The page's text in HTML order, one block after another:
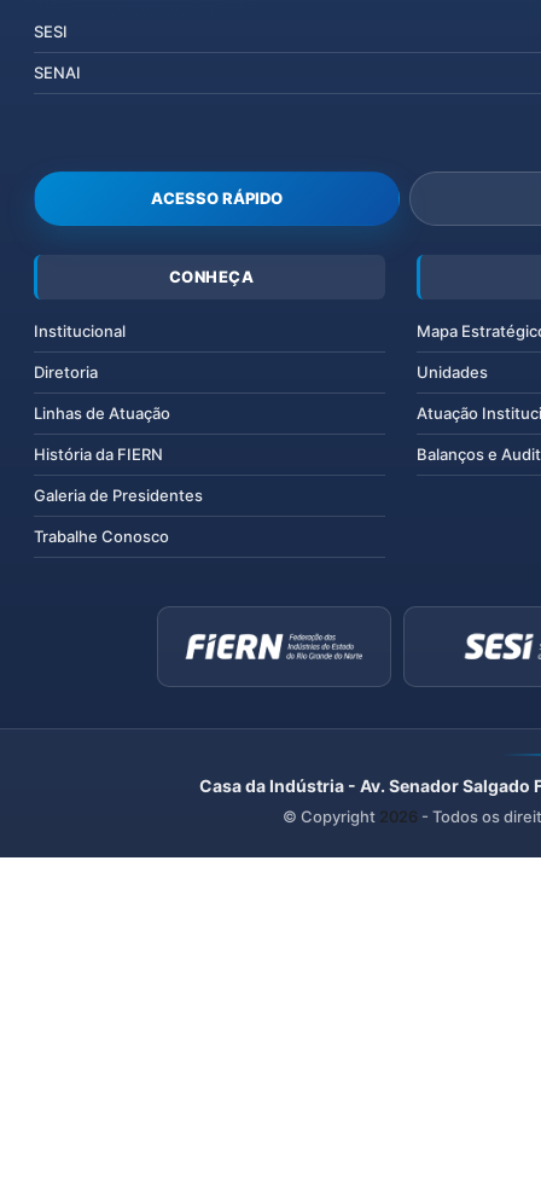
SESI
SENAI
ACESSO RÁPIDO
CONHEÇA
Institucional
Diretoria
Linhas de Atuação
História da FIERN
Galeria de Presidentes
Trabalhe Conosco
Mapa
Unidades
Atuação
Balanços e
Casa da Indústria - Av. Senador
© Copyright 2026 - Todos os